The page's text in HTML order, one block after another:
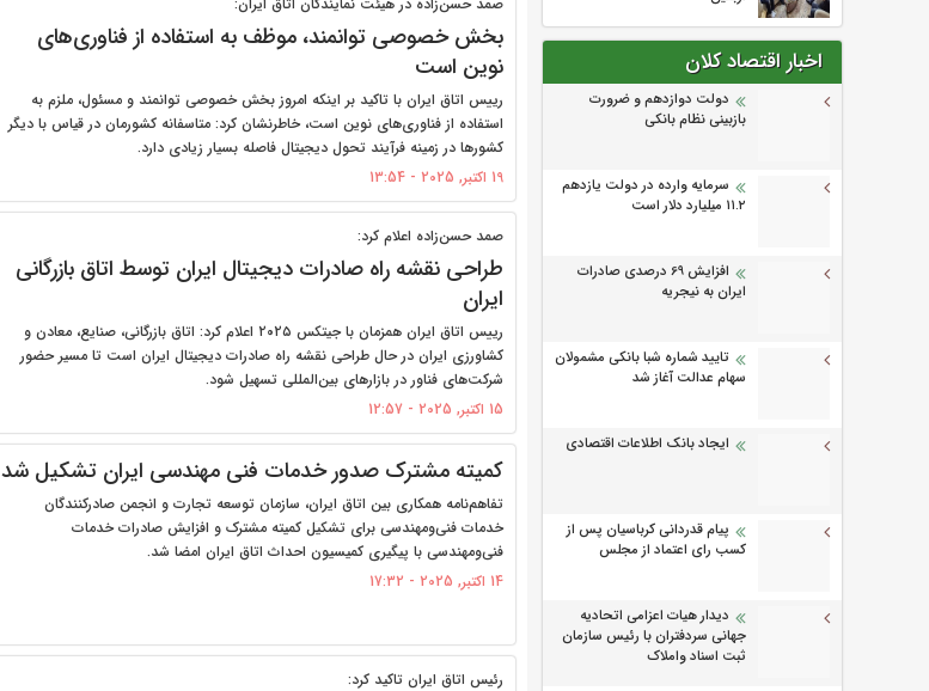
اخبار اقتصاد کلان
دولت دوازدهم و ضرورت
بازبینی نظام بانکی
سرمایه وارده در دولت یازدهم
۱۱.۲ میلیارد دلار است
افزایش 69 درصدی صادرات
ایران به نیجریه
تایید شماره شبا بانکی مشمولان
سهام عدالت آغاز شد
ایجاد بانک اطلاعات اقتصادی
پیام قدردانی کرباسیان پس از
کسب رای اعتماد از مجلس
دیدار هیات اعزامی اتحادیه
جهانی سردفتران با رئیس سازمان
ثبت اسناد واملاک
بخش خصوصی توانمند، موظف به استفاده از فناوری‌های
نوین است
رییس اتاق ایران با تاکید بر اینکه امروز بخش خصوصی توانمند و مسئول، ملزم به
استفاده از فناوری‌های نوین است، خاطرنشان کرد: متاسفانه کشورمان در قیاس با دیگر
کشورها در زمینه فرآیند تحول دیجیتال فاصله بسیار زیادی دارد.
19 اکتبر, 2025 - 13:54
صمد حسن‌زاده اعلام کرد:
طراحی نقشه راه صادرات دیجیتال ایران توسط اتاق بازرگانی
ایران
رییس اتاق ایران همزمان با جیتکس ۲۰۲۵ اعلام کرد: اتاق بازرگانی، صنایع، معادن و
کشاورزی ایران در حال طراحی نقشه راه صادرات دیجیتال ایران است تا مسیر حضور
شرکت‌های فناور در بازارهای بین‌المللی تسهیل شود.
15 اکتبر, 2025 - 12:57
کمیته مشترک صدور خدمات فنی مهندسی ایران تشکیل شد
تفاهم‌نامه همکاری بین اتاق ایران، سازمان توسعه تجارت و انجمن صادرکنندگان
خدمات فنی‌ومهندسی برای تشکیل کمیته مشترک و افزایش صادرات خدمات
فنی‌ومهندسی با پیگیری کمیسیون احداث اتاق ایران امضا شد.
14 اکتبر, 2025 - 17:32
رئیس اتاق ایران تاکید کرد: